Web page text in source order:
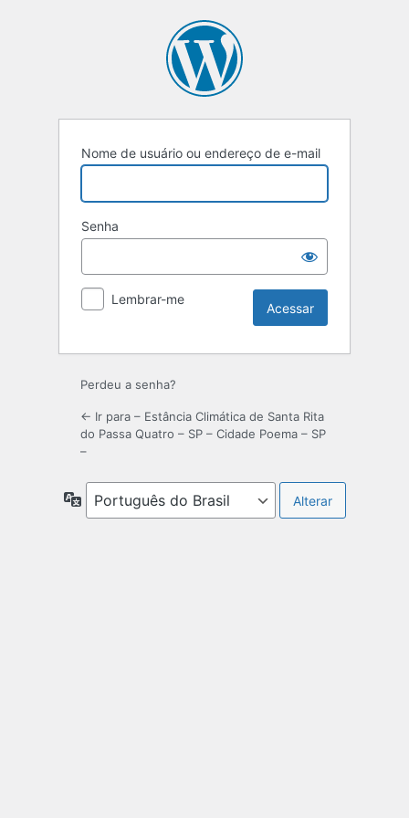
Nome de usuário ou endereço de e-mail
Senha
Lembrar-me
Perdeu a senha?
← Ir para – Estância Climática de Santa Rita
do Passa Quatro – SP – Cidade Poema – SP
–
Idioma